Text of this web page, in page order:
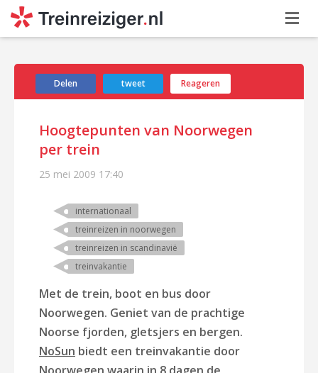
Delen tweet Reageren
Hoogtepunten van Noorwegen
per trein
25 mei 2009 17:40
internationaal
treinreizen in noorwegen
treinreizen in scandinavië
treinvakantie
Met de trein, boot en bus door
Noorwegen. Geniet van de prachtige
Noorse fjorden, gletsjers en bergen.
NoSun biedt een treinvakantie door